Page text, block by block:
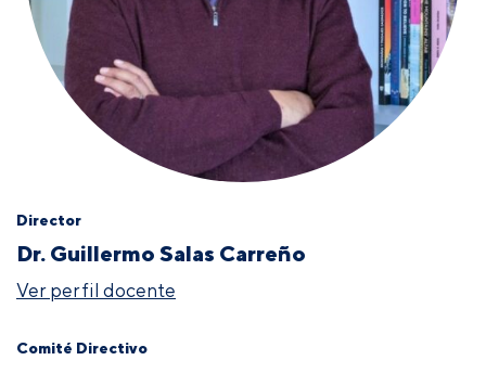
Director
Dr. Guillermo Salas Carreño
Ver perfil docente
Comité Directivo